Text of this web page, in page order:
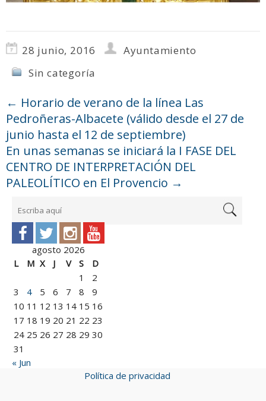
28 junio, 2016
Ayuntamiento
Sin categoría
← Horario de verano de la línea Las
Pedroñeras-Albacete (válido desde el 27 de
junio hasta el 12 de septiembre)
En unas semanas se iniciará la I FASE DEL
CENTRO DE INTERPRETACIÓN DEL
PALEOLÍTICO en El Provencio →
agosto 2026
L
M X J V S
D
1
2
3
4 5 6 7 8
9
10 11 12 13 14 15 16
17 18 19 20 21 22 23
24 25 26 27 28 29 30
31
« Jun
Política de privacidad